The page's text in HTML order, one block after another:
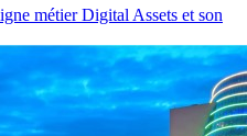
métier Digital Assets et son